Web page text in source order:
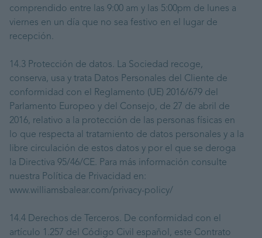
comprendido entre las 9:00 am y las 5:00pm de lunes a
viernes en un día que no sea festivo en el lugar de
recepción.
14.3 Protección de datos. La Sociedad recoge,
conserva, usa y trata Datos Personales del Cliente de
conformidad con el Reglamento (UE) 2016/679 del
Parlamento Europeo y del Consejo, de 27 de abril de
2016, relativo a la protección de las personas físicas en
lo que respecta al tratamiento de datos personales y a la
libre circulación de estos datos y por el que se deroga
la Directiva 95/46/CE. Para más información consulte
nuestra Política de Privacidad en:
www.williamsbalear.com/privacy-policy/
14.4 Derechos de Terceros. De conformidad con el
artículo 1.257 del Código Civil español, este Contrato